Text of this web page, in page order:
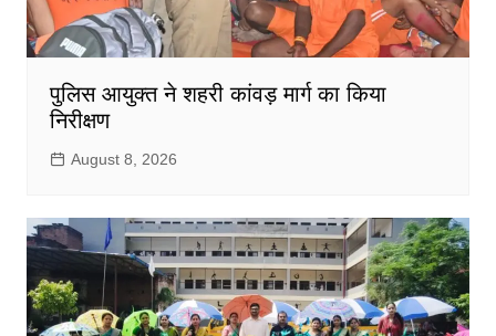
पुलिस आयुक्त ने शहरी कांवड़ मार्ग का किया
निरीक्षण
August 8, 2026